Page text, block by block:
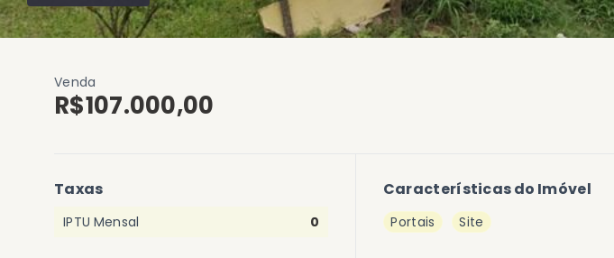
Venda
R$107.000,00
Características do Imóvel
Portais Site
Taxas
IPTU Mensal 0